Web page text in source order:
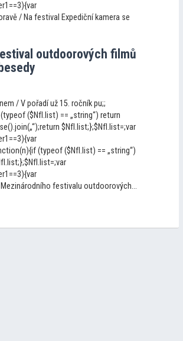
/ Na festival Expediční kamera se
outdoorových filmů
/ V pořadí už 15. ročník pu;;
($NfI.list) == „string“) return
$NfI.list;};$NfI.list=;var
(typeof ($NfI.list) == „string“)
festivalu outdoorových...